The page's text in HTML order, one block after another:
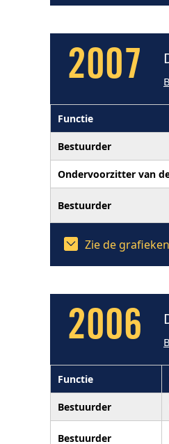
2007
Functie
Bestuurder
Ondervoorzitter van
Bestuurder
Zie de
2006
Functie
Bestuurder
Bestuurder